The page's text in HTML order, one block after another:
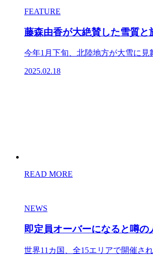
FEATURE
藤森由香が大絶賛した雪質
今年1月下旬、北陸地方が大雪に
2025.02.18
READ MORE
NEWS
即定員オーバーになると噂
世界11カ国、全15エリアで開催さ